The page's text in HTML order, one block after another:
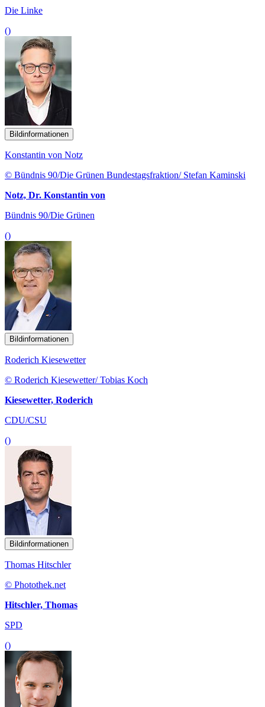
Die Linke
()
Bildinformationen
Konstantin von Notz
© Bündnis 90/Die Grünen Bundestagsfraktion/ Stefan Kaminski
Notz, Dr. Konstantin von
Bündnis 90/Die Grünen
()
Bildinformationen
Roderich Kiesewetter
© Roderich Kiesewetter/ Tobias Koch
Kiesewetter, Roderich
CDU/CSU
()
Bildinformationen
Thomas Hitschler
© Photothek.net
Hitschler, Thomas
SPD
()